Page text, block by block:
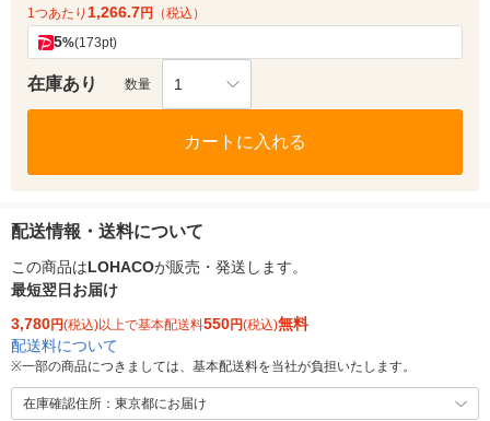
1つあたり 1,266.7円 （税込）
5%(173pt)
在庫あり 数量 1
カートに入れる
配送情報・送料について
この商品はLOHACOが販売・発送します。
最短翌日お届け
3,780円(税込)以上で基本配送料550円(税込)無料
配送料について
※一部の商品につきましては、基本配送料を当社が負担いたします。
在庫確認住所：東京都にお届け